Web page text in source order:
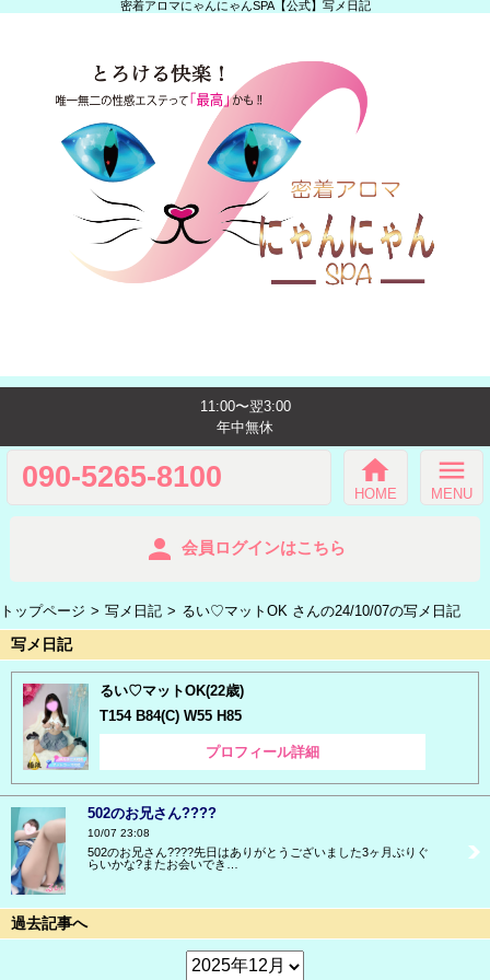
密着アロマにゃんにゃんSPA【公式】写メ日記
11:00〜翌3:00
年中無休
090-5265-8100 home
HOME
menu
MENU
person 会員ログインはこちら
トップページ 写メ日記 るい♡マットOK さんの24/10/07の写メ日記
写メ日記
るい♡マットOK(22歳)
T154 B84(C) W55 H85
プロフィール詳細
502のお兄さん????
10/07 23:08
502のお兄さん????先日はありがとうございました3ヶ月ぶりぐ
らいかな?またお会いでき…
過去記事へ